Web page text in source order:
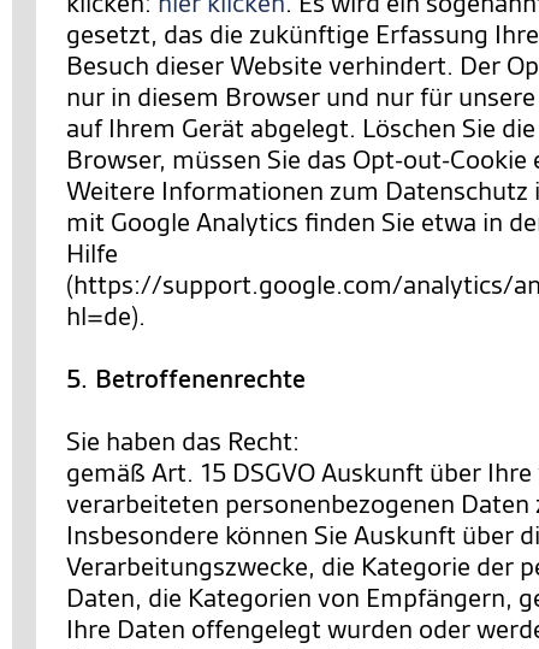
gesetzt, das die zukünftige Erfassung
Besuch dieser Website verhindert. Der
nur in diesem Browser und nur für
auf Ihrem Gerät abgelegt. Löschen Sie
Browser, müssen Sie das Opt-out-Cookie
Weitere Informationen zum Datenschutz
mit Google Analytics finden Sie etwa in
Hilfe
(https://support.google.com/analytics/
hl=de).
5. Betroffenenrechte
Sie haben das Recht:
gemäß Art. 15 DSGVO Auskunft über
verarbeiteten personenbezogenen Daten
Insbesondere können Sie Auskunft über
Verarbeitungszwecke, die Kategorie der
Daten, die Kategorien von Empfängern,
Ihre Daten offengelegt wurden oder